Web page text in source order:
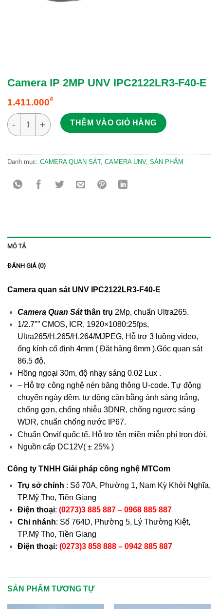
Camera IP 2MP UNV IPC2122LR3-F40-E
1.411.000₫
Camera IP 2MP UNV IPC2122LR3-F40-E số lượng
THÊM VÀO GIỎ HÀNG
Danh mục: CAMERA QUAN SÁT, CAMERA UNV, SẢN PHẨM
MÔ TẢ
ĐÁNH GIÁ (0)
Camera quan sát UNV IPC2122LR3-F40-E
Camera Quan Sátthân trụ 2Mp, chuẩn Ultra265.
1/2.7″” CMOS, ICR, 1920×1080:25fps,
Ultra265/H.265/H.264/MJPEG, Hỗ trợ 3 luồng video,
ống kính cố định 4mm ( Đặt hàng 6mm ).Góc quan sát
86.5 độ.
Hồng ngoại 30m, độ nhạy sáng 0.02 Lux .
– Hỗ trợ công nghệ nén băng thông U-code. Tự động
chuyển ngày đêm, tự động cân bằng ánh sáng trắng,
chống gợn, chống nhiễu 3DNR, chống ngược sáng
WDR, chuẩn chống nước IP67.
Chuẩn Onvif quốc tế. Hỗ trợ tên miền miễn phí trọn đời.
Nguồn cấp DC12V( ± 25% )
Công ty TNHH Giải pháp công nghệ MTCom
Trụ sở chính : Số 70A, Phường 1, Nam Kỳ Khởi Nghĩa,
TP.Mỹ Tho, Tiền Giang
Điện thoại: (0273)3 885 887 – 0968 885 887
Chi nhánh: Số 764D, Phường 5, Lý Thường Kiệt,
TP.Mỹ Tho, Tiền Giang
Điện thoại: (0273)3 858 888 – 0942 885 887
SẢN PHẨM TƯƠNG TỰ